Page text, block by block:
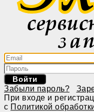
Войти
Забыли пароль?
При входе и
с Политикой